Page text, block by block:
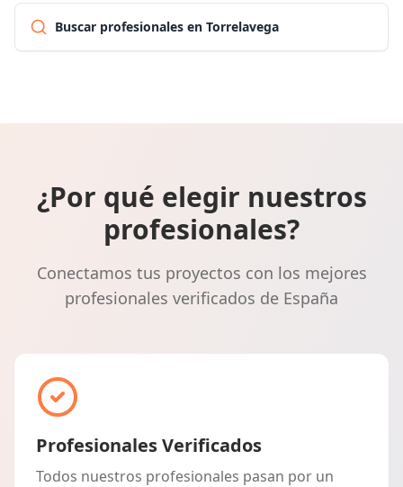
Buscar profesionales en Torrelavega
¿Por qué elegir nuestros
profesionales?
Conectamos tus proyectos con los mejores
profesionales verificados de España
Profesionales Verificados
Todos nuestros profesionales pasan por un